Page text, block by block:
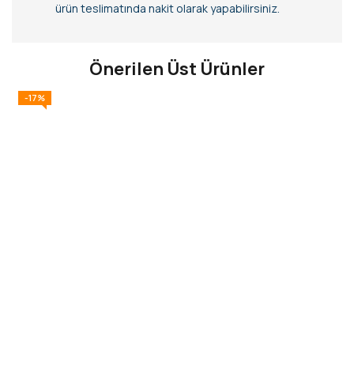
ürün teslimatında nakit olarak yapabilirsiniz.
Önerilen Üst Ürünler
-17%